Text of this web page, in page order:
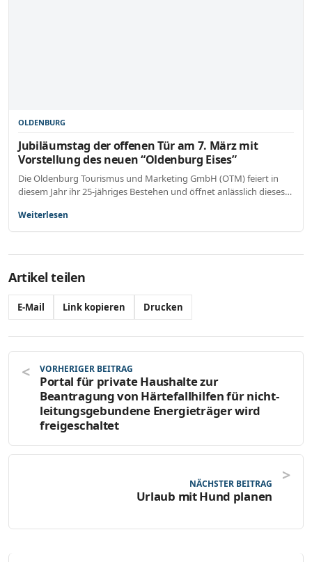
OLDENBURG
Jubiläumstag der offenen Tür am 7. März mit
Vorstellung des neuen “Oldenburg Eises”
Die Oldenburg Tourismus und Marketing GmbH (OTM) feiert in
diesem Jahr ihr 25-jähriges Bestehen und öffnet anlässlich dieses…
Weiterlesen
Artikel teilen
E-Mail Link kopieren Drucken
VORHERIGER BEITRAG
Portal für private Haushalte zur
Beantragung von Härtefallhilfen für nicht-
leitungsgebundene Energieträger wird
freigeschaltet
NÄCHSTER BEITRAG
Urlaub mit Hund planen